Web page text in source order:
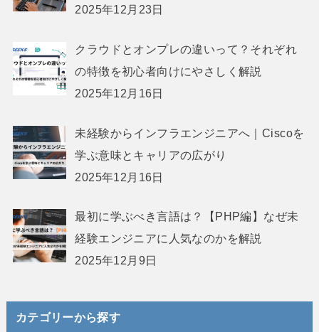
2025年12月23日
クラウドとオンプレの違いって？それぞれ
の特徴を初心者向けにやさしく解説
2025年12月16日
未経験からインフラエンジニアへ｜Ciscoを
学ぶ意味とキャリアの広がり
2025年12月16日
最初に学ぶべき言語は？【PHP編】なぜ未
経験エンジニアに人気なのかを解説
2025年12月9日
カテゴリーから探す